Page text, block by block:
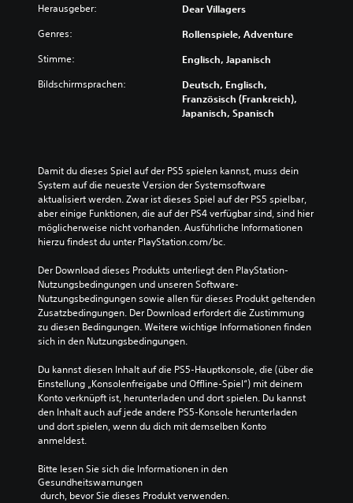
Herausgeber: Dear Villagers
Genres: Rollenspiele, Adventure
Stimme: Englisch, Japanisch
Bildschirmsprachen:
Deutsch, Englisch,
Französisch (Frankreich),
Japanisch, Spanisch
Damit du dieses Spiel auf der PS5 spielen kannst, muss dein
System auf die neueste Version der Systemsoftware
aktualisiert werden. Zwar ist dieses Spiel auf der PS5 spielbar,
aber einige Funktionen, die auf der PS4 verfügbar sind, sind hier
möglicherweise nicht vorhanden. Ausführliche Informationen
hierzu findest du unter PlayStation.com/bc.
Der Download dieses Produkts unterliegt den PlayStation-
Nutzungsbedingungen und unseren Software-
Nutzungsbedingungen sowie allen für dieses Produkt geltenden
Zusatzbedingungen. Der Download erfordert die Zustimmung
zu diesen Bedingungen. Weitere wichtige Informationen finden
sich in den Nutzungsbedingungen.
Du kannst diesen Inhalt auf die PS5-Hauptkonsole, die (über die
Einstellung „Konsolenfreigabe und Offline-Spiel“) mit deinem
Konto verknüpft ist, herunterladen und dort spielen. Du kannst
den Inhalt auch auf jede andere PS5-Konsole herunterladen
und dort spielen, wenn du dich mit demselben Konto
anmeldest.
Bitte lesen Sie sich die Informationen in den
Gesundheitswarnungen
durch, bevor Sie dieses Produkt verwenden.